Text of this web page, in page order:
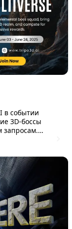
в событии
3D-боссы
запросам.
за 999